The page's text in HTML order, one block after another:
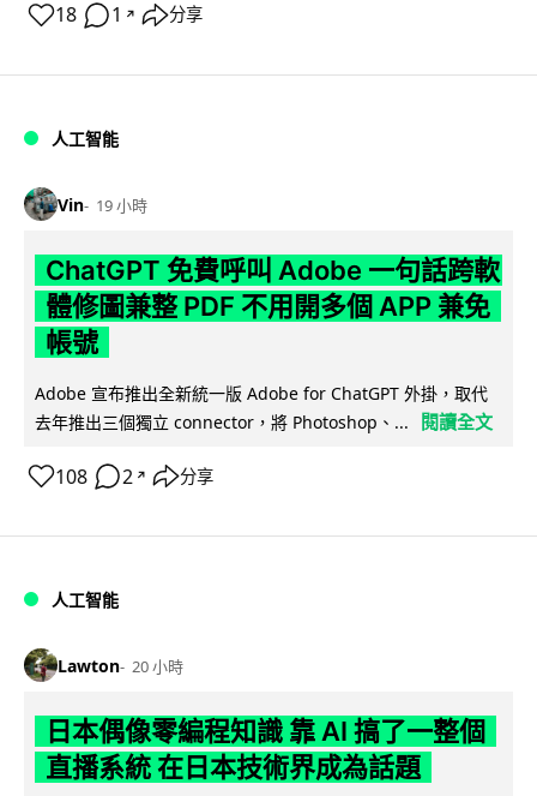
18 1 ↗ 分享
人工智能
Vin 19 小時
ChatGPT 免費呼叫 Adobe 一句話跨軟
體修圖兼整 PDF 不用開多個 APP 兼免
帳號
Adobe 宣布推出全新統一版 Adobe for ChatGPT 外掛，取代
去年推出三個獨立 connector，將 Photoshop、...
閱讀全文
108 2 ↗ 分享
人工智能
Lawton 20 小時
日本偶像零編程知識 靠 AI 搞了一整個
直播系統 在日本技術界成為話題